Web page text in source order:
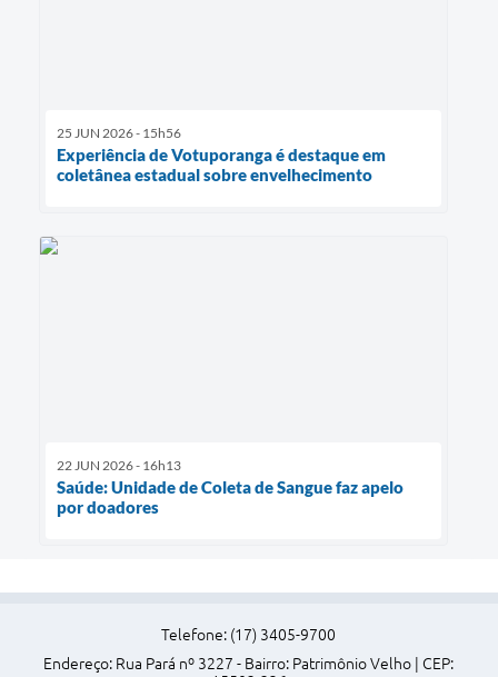
25 JUN 2026 - 15h56
Experiência de Votuporanga é destaque em
coletânea estadual sobre envelhecimento
22 JUN 2026 - 16h13
Saúde: Unidade de Coleta de Sangue faz apelo
por doadores
Telefone: (17) 3405-9700
Endereço: Rua Pará nº 3227 - Bairro: Patrimônio Velho | CEP: